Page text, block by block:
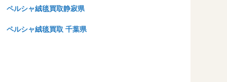
ペルシャ絨毯買取静寂県
ペルシャ絨毯買取 千葉県